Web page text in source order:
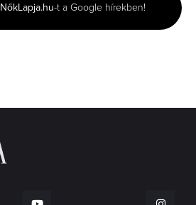
NőkLapja.hu-t a Google hírekben!